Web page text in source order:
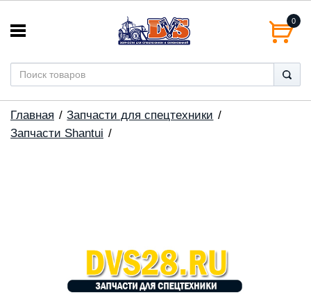
0
Главная
Запчасти для спецтехники
Запчасти Shantui